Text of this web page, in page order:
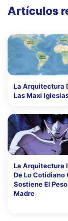
Artículos
La Arquitectura
Las Maxi
La Arquitectura
De Lo Cotidiano
Sostiene El Peso
Madre